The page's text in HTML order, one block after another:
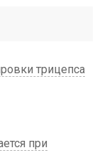
трицепса
при